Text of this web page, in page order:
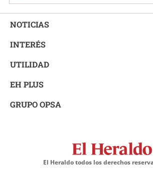
NOTICIAS
INTERÉS
UTILIDAD
EH PLUS
GRUPO OPSA
El Heraldo todos los derechos